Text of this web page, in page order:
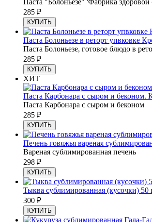
Паста "Болоньезе" 'Фабрика здоровой
285 ₽
КУПИТЬ
Паста Болоньезе в реторт упвковке
Паста Болоньезе, готовое блюдо в
285 ₽
КУПИТЬ
ХИТ
Паста Карбонара с сыром и беконом.
Паста Карбонара с сыром и беконом
285 ₽
КУПИТЬ
Печень говяжья вареная
Вареная сублимированная печень
298 ₽
КУПИТЬ
Тыква сублимированная (кусочки) 50
300 ₽
КУПИТЬ